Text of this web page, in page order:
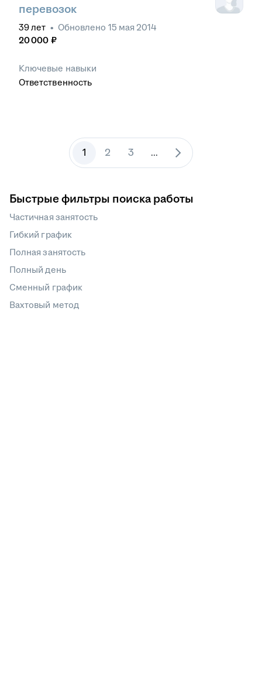
перевозок
39лет • Обновлено 15 мая 2014
20 000 ₽
Ключевые навыки
Ответственность
1 2 3 ...
Быстрые фильтры поиска работы
Частичная занятость
Гибкий график
Полная занятость
Полный день
Сменный график
Вахтовый метод